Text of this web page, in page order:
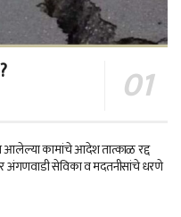
आलेल्या कामांचे आदेश तात्काळ रद्द
अंगणवाडी सेविका व मदतनीसांचे धरणे